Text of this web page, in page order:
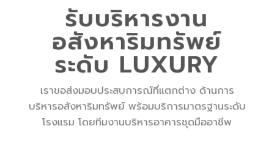
รับบริหารงาน
อสังหาริมทรัพย์
ระดับ LUXURY
เราขอส่งมอบประสบการณ์ที่แตกต่าง ด้านการ
บริหารอสังหาริมทรัพย์ พร้อมบริการมาตรฐานระดับ
โรงแรม โดยทีมงานบริหารอาคารชุดมืออาชีพ